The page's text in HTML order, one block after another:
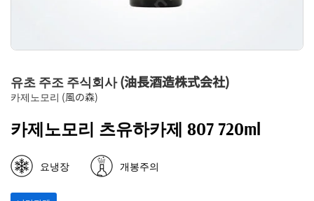
유초 주조 주식회사 (油長酒造株式会社)
카제노모리 (風の森)
카제노모리 츠유하카제 807 720ml
요냉장 개봉주의